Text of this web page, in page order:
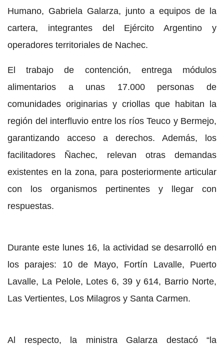
Humano, Gabriela Galarza, junto a equipos de la
cartera, integrantes del Ejército Argentino y
operadores territoriales de Nachec.
El trabajo de contención, entrega módulos
alimentarios a unas 17.000 personas de
comunidades originarias y criollas que habitan la
región del interfluvio entre los ríos Teuco y Bermejo,
garantizando acceso a derechos. Además, los
facilitadores Ñachec, relevan otras demandas
existentes en la zona, para posteriormente articular
con los organismos pertinentes y llegar con
respuestas.
Durante este lunes 16, la actividad se desarrolló en
los parajes: 10 de Mayo, Fortín Lavalle, Puerto
Lavalle, La Pelole, Lotes 6, 39 y 614, Barrio Norte,
Las Vertientes, Los Milagros y Santa Carmen.
Al respecto, la ministra Galarza destacó “la